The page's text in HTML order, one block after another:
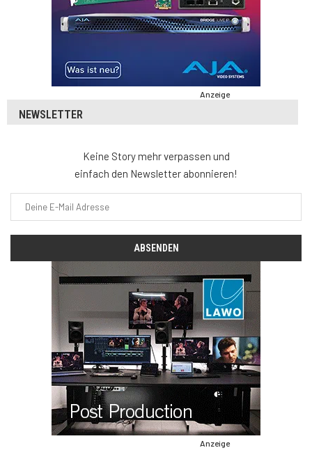
Anzeige
NEWSLETTER
Keine Story mehr verpassen und
einfach den Newsletter abonnieren!
Anzeige